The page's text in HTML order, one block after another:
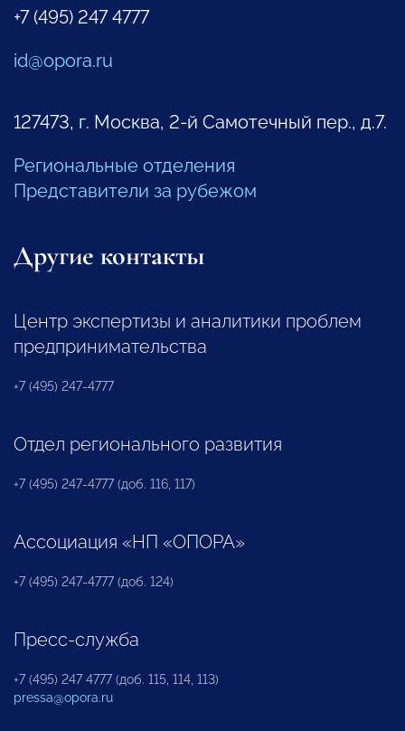
+7 (495) 247 4777
id@opora.ru
127473, г. Москва, 2-й Самотечный пер., д.7.
Региональные отделения
Представители за рубежом
Другие контакты
Центр экспертизы и аналитики проблем
предпринимательства
+7 (495) 247-4777
Отдел регионального развития
+7 (495) 247-4777 (доб. 116, 117)
Ассоциация «НП «ОПОРА»
+7 (495) 247-4777 (доб. 124)
Пресс-служба
+7 (495) 247 4777 (доб. 115, 114, 113)
pressa@opora.ru